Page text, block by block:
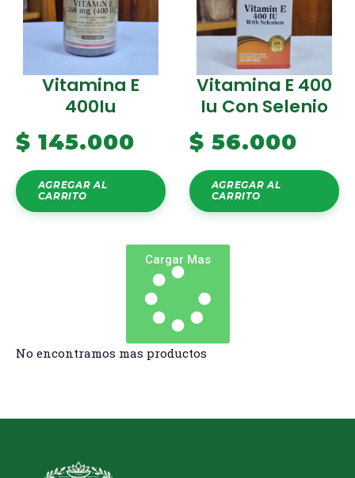
Vitamina E
400Iu
$ 145.000
AGREGAR AL
CARRITO
Vitamina E 400
Iu Con Selenio
$ 56.000
AGREGAR AL
CARRITO
Cargar Mas
No encontramos mas productos